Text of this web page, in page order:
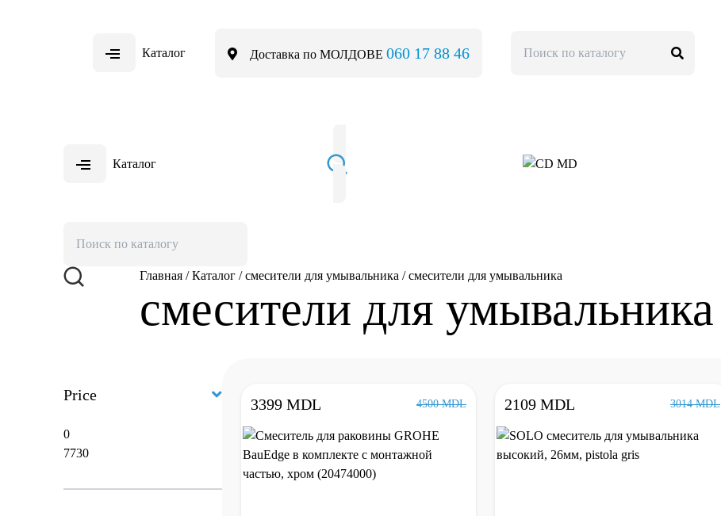
Каталог Доставка по МОЛДОВЕ 060 17 88 46
Каталог
Главная / Каталог / смесители для умывальника / смесители для умывальника
смесители для умывальника
Price
3399 MDL 4500 MDL 2109 MDL 3014 MDL